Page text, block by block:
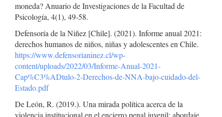
moneda? Anuario de Investigaciones de la Facultad de
Psicología, 4(1), 49-58.
Defensoría de la Niñez [Chile]. (2021). Informe anual 2021:
derechos humanos de niños, niñas y adolescentes en Chile.
https://www.defensorianinez.cl/wp-
content/uploads/2022/03/Informe-Anual-2021-
Cap%C3%ADtulo-2-Derechos-de-NNA-bajo-cuidado-del-
Estado.pdf
De León, R. (2019.). Una mirada política acerca de la
violencia institucional en el encierro penal juvenil: abordaje